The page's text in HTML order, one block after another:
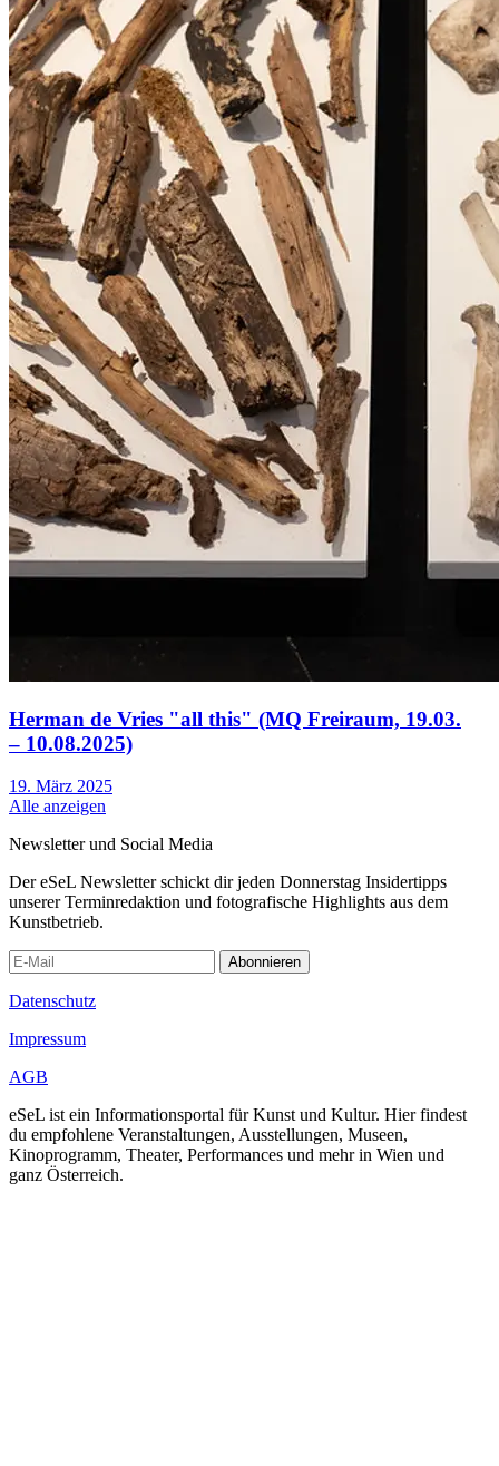
Herman de Vries "all this" (MQ Freiraum, 19.03.
– 10.08.2025)
19. März 2025
Alle anzeigen
Newsletter und Social Media
Der eSeL Newsletter schickt dir jeden Donnerstag Insidertipps
unserer Terminredaktion und fotografische Highlights aus dem
Kunstbetrieb.
Abonnieren
Datenschutz
Impressum
AGB
eSeL ist ein Informationsportal für Kunst und Kultur. Hier findest
du empfohlene Veranstaltungen, Ausstellungen, Museen,
Kinoprogramm, Theater, Performances und mehr in Wien und
ganz Österreich.